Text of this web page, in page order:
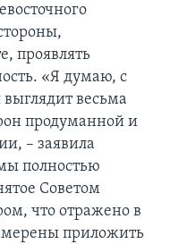
проявлять
«Я думаю, с
весьма
продуманной и
– заявила
полностью
Советом
что отражено в
приложить